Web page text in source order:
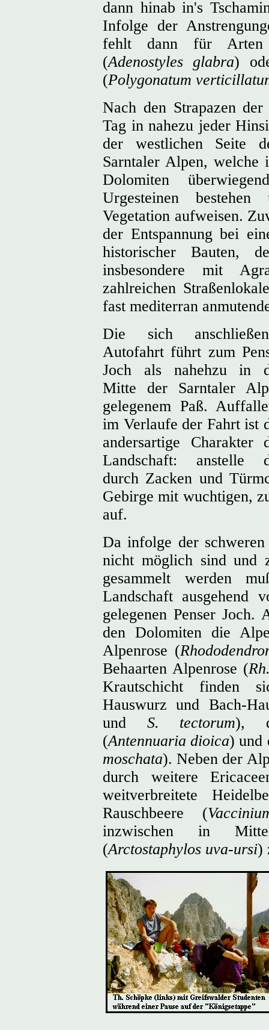
dann hinab in's
Infolge der
fehlt dann für Arten
(Adenostyles glabra)
(Polygonatum
Nach den Strapazen
Tag in nahezu jeder
der westlichen Seite
Sarntaler Alpen, welche
Dolomiten
Urgesteinen
Vegetation aufweisen.
der Entspannung bei
historischer Bauten,
insbesondere mit
zahlreichen
fast mediterran
Die sich
Autofahrt führt zum
Joch als nahehzu in
Mitte der Sarntaler
gelegenem Paß.
im Verlaufe der Fahrt ist
andersartige Charakter
Landschaft: anstelle
durch Zacken und
Gebirge mit wuchtigen,
auf.
Da infolge der schweren
nicht möglich sind und
gesammelt werden
Landschaft ausgehend
gelegenen Penser
den Dolomiten die
Alpenrose (
Behaarten Alpenrose (
Krautschicht finden
Hauswurz und Bach-
und S. tectorum),
(Antennuaria dioica) und
moschata). Neben der
durch weitere
weitverbreitete
Rauschbeere (
inzwischen in
(Arctostaphylos uva-ursi)